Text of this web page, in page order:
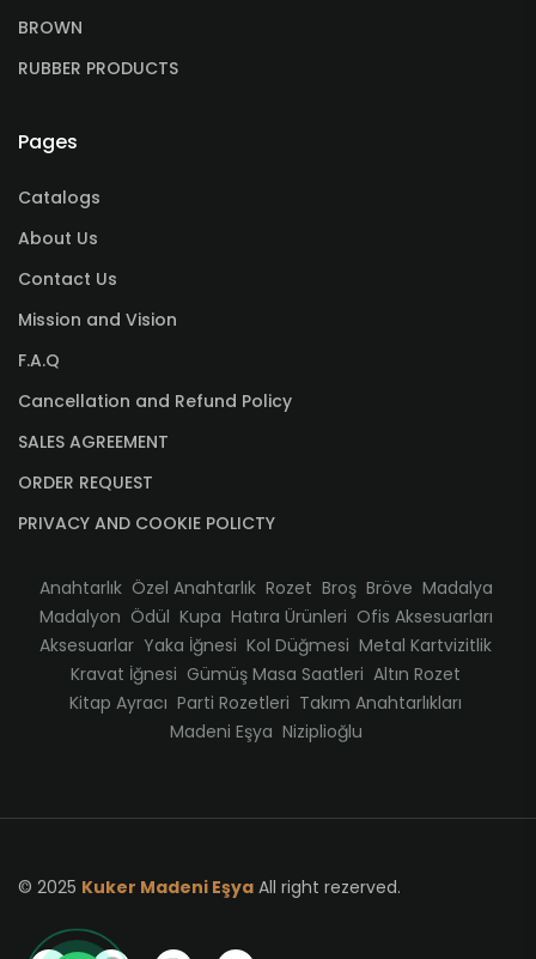
BROWN
RUBBER PRODUCTS
Pages
Catalogs
About Us
Contact Us
Mission and Vision
F.A.Q
Cancellation and Refund Policy
SALES AGREEMENT
ORDER REQUEST
PRIVACY AND COOKIE POLICTY
Anahtarlık Özel Anahtarlık Rozet Broş Bröve Madalya
Madalyon Ödül Kupa Hatıra Ürünleri Ofis Aksesuarları
Aksesuarlar Yaka İğnesi Kol Düğmesi Metal Kartvizitlik
Kravat İğnesi Gümüş Masa Saatleri Altın Rozet
Kitap Ayracı Parti Rozetleri Takım Anahtarlıkları
Madeni Eşya Niziplioğlu
© 2025 Kuker Madeni Eşya All right rezerved.